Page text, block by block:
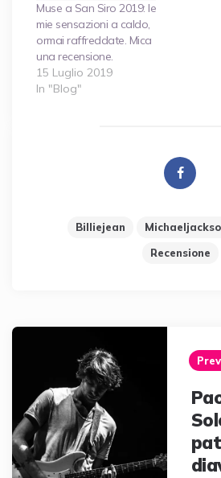
Muse a San Siro 2019: le
mie sensazioni a caldo,
ormai raffreddate. Mica
una recensione.
15 Luglio 2019
In "Blog"
Billiejean
Recensione
Post
navigation